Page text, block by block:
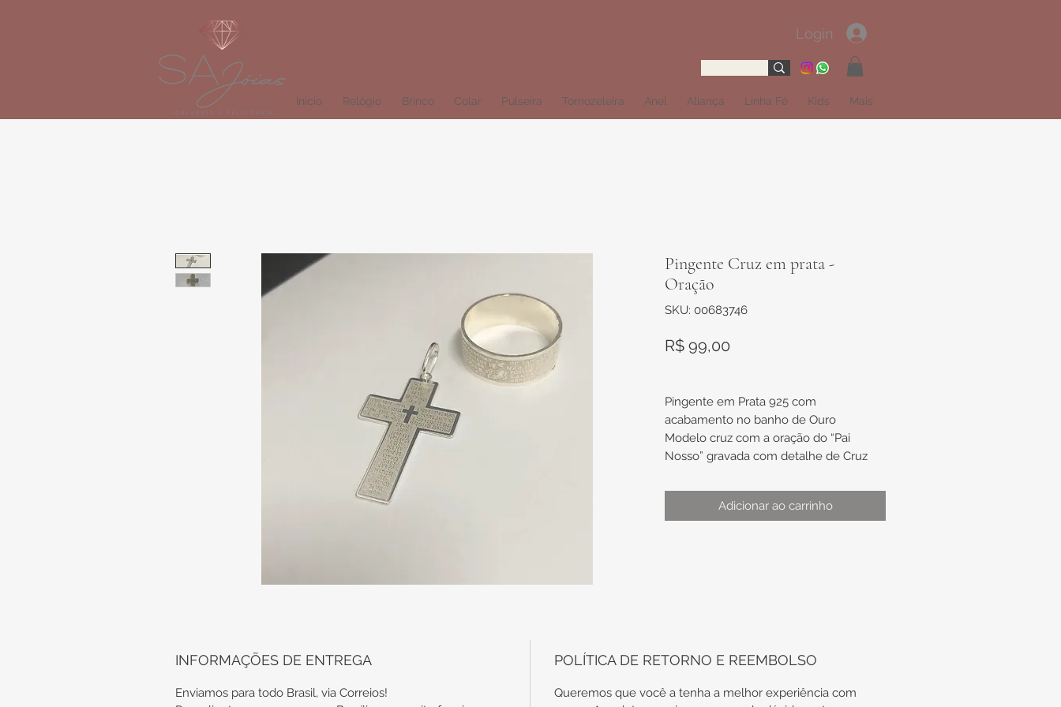
Login
Início Relógio Brinco Colar Pulseira Tornozeleira Anel Aliança Linha Fé Kids Mais
Pingente Cruz em prata -
Oração
SKU: 00683746
R$ 99,00
Pingente em Prata 925 com
acabamento no banho de Ouro
Modelo cruz com a oração do “Pai
Nosso” gravada com detalhe de Cruz
ANEL, É MERAMENTE ILUSTRATIVA.
VENDA APENAS DO PINGENTE.
Adicionar ao carrinho
INFORMAÇÕES DE ENTREGA
Enviamos para todo Brasil, via Correios!
POLÍTICA DE RETORNO E REEMBOLSO
Queremos que você a tenha a melhor experiência com